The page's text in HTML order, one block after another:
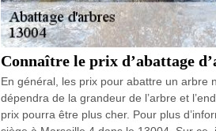
Connaître le prix d’abattage
En général, les prix pour abattre un arbre
dépendra de la grandeur de l’arbre et
prix pourra être plus cher. Pour plus